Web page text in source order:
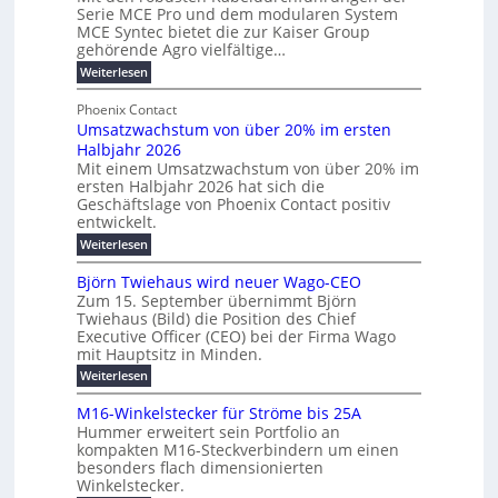
e
r
u
n
g
b
r
a
u
c
h
t
m
e
h
r
T
e
m
p
o
u
n
d
w
n
e
r
g
u
b
f
ü
r
m
o
d
e
r
n
e
E
e
r
g
i
c
k
e
l
e
N
H
-
S
i
c
h
e
r
u
n
g
s
l
a
s
t
s
r
d
b
e
e
i
l
i
g
u
n
g
b
e
m
2
0
2
6
E
u
r
Serie MCE Pro und dem modularen System
MCE Syntec bietet die zur Kaiser Group
gehörende Agro vielfältige…
Weiterlesen:
M
h
r
f
a
c
h
d
u
r
c
f
ü
h
r
u
n
g
e
n
f
ü
r
e
ff
Phoenix Contact
Umsatzwachstum von über 20% im ersten
Halbjahr 2026
Mit einem Umsatzwachstum von über 20% im
ersten Halbjahr 2026 hat sich die
Geschäftslage von Phoenix Contact positiv
entwickelt.
Weiterlesen:
U
m
s
a
z
w
a
c
h
s
t
u
m
v
o
Björn Twiehaus wird neuer Wago-CEO
Zum 15. September übernimmt Björn
Twiehaus (Bild) die Position des Chief
Executive Officer (CEO) bei der Firma Wago
mit Hauptsitz in Minden.
Weiterlesen:
B
ö
r
n
T
w
M16-Winkelstecker für Ströme bis 25A
Hummer erweitert sein Portfolio an
kompakten M16-Steckverbindern um einen
besonders flach dimensionierten
Winkelstecker.